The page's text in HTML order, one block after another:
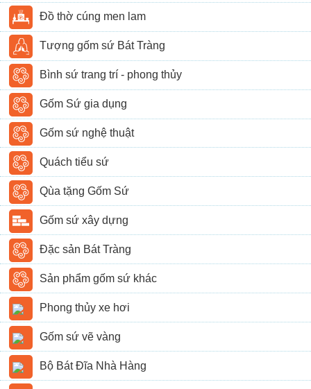
Đồ thờ cúng men lam
Tượng gốm sứ Bát Tràng
Bình sứ trang trí - phong thủy
Gốm Sứ gia dụng
Gốm sứ nghệ thuật
Quách tiểu sứ
Qùa tặng Gốm Sứ
Gốm sứ xây dựng
Đặc sản Bát Tràng
Sản phẩm gốm sứ khác
Phong thủy xe hơi
Gốm sứ vẽ vàng
Bộ Bát Đĩa Nhà Hàng